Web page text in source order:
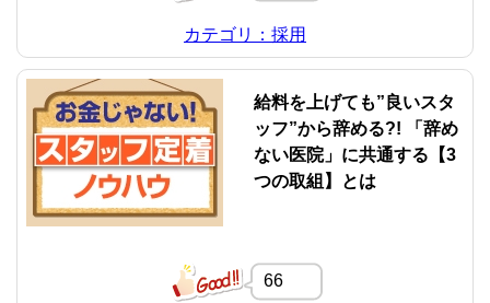
カテゴリ：採用
給料を上げても”良いスタ
ッフ”から辞める?! 「辞め
ない医院」に共通する【3
つの取組】とは
66